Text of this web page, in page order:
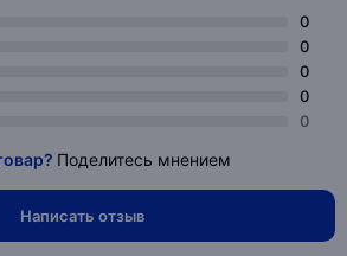
0
0
0
0
0
Поделитесь мнением
Написать отзыв